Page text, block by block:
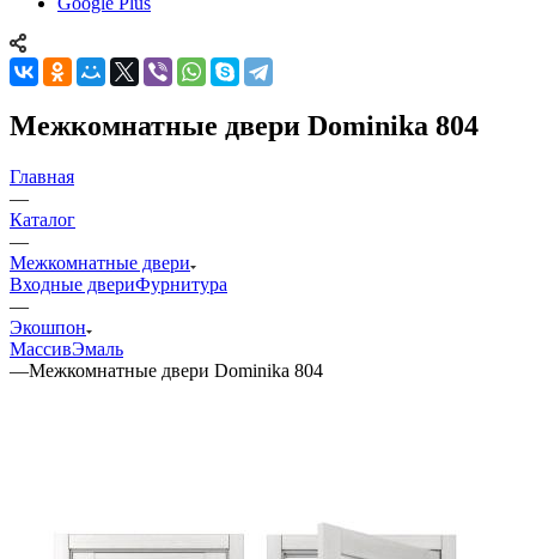
Межкомнатные двери Dominika 804
Главная
—
Каталог
—
Межкомнатные двери
Входные двериФурнитура
—
Экошпон
МассивЭмаль
—Межкомнатные двери Dominika 804